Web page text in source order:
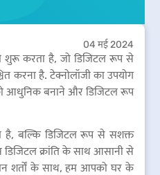
04 मई 2024
शुरू करता है, जो डिजिटल रूप से
करना है. टेक्नोलॉजी का उपयोग
आधुनिक बनाने और डिजिटल रूप
है, बल्कि डिजिटल रूप से सशक्त
क्रांति के साथ आसानी से
शर्तों के साथ, हम आपको घर के